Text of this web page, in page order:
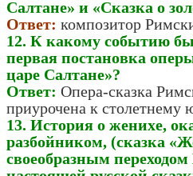
Салтане» и «Сказка о
Ответ: композитор
12. К какому событию
первая постановка
царе Салтане»?
Ответ: Опера-сказка
приурочена к
13. История о женихе,
разбойником, (сказка
своеобразным